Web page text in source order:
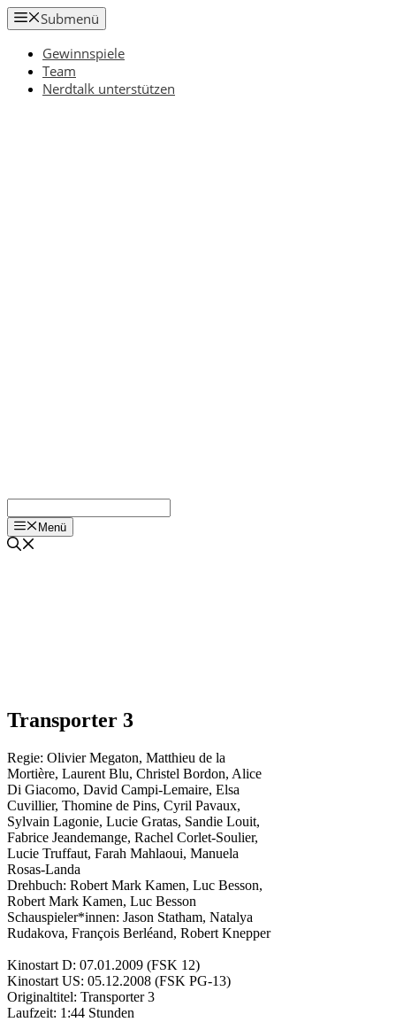
Zum
Inhalt
springen
Submenü
Gewinnspiele
Team
Nerdtalk unterstützen
Menü
Transporter 3
Regie: Olivier Megaton, Matthieu de la
Mortière, Laurent Blu, Christel Bordon, Alice
Di Giacomo, David Campi-Lemaire, Elsa
Cuvillier, Thomine de Pins, Cyril Pavaux,
Sylvain Lagonie, Lucie Gratas, Sandie Louit,
Fabrice Jeandemange, Rachel Corlet-Soulier,
Lucie Truffaut, Farah Mahlaoui, Manuela
Rosas-Landa
Drehbuch: Robert Mark Kamen, Luc Besson,
Robert Mark Kamen, Luc Besson
Schauspieler*innen: Jason Statham, Natalya
Rudakova, François Berléand, Robert Knepper
Kinostart D: 07.01.2009 (FSK 12)
Kinostart US: 05.12.2008 (FSK PG-13)
Originaltitel: Transporter 3
Laufzeit: 1:44 Stunden